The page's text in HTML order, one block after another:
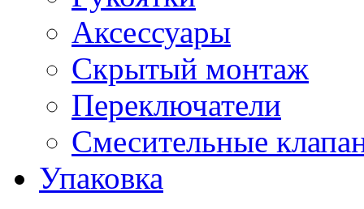
Аксессуары
Скрытый монтаж
Переключатели
Смесительные
Упаковка